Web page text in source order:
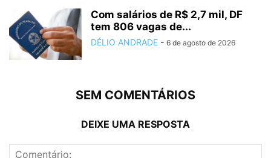
Com salários de R$ 2,7 mil, DF
tem 806 vagas de...
DÉLIO ANDRADE - 6 de agosto de 2026
SEM COMENTÁRIOS
DEIXE UMA RESPOSTA